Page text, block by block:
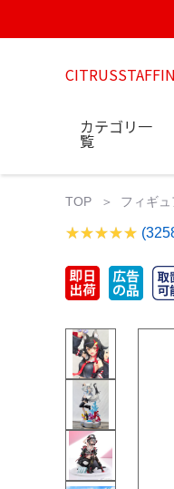
カテゴリ一
覧
TOP フィギュ